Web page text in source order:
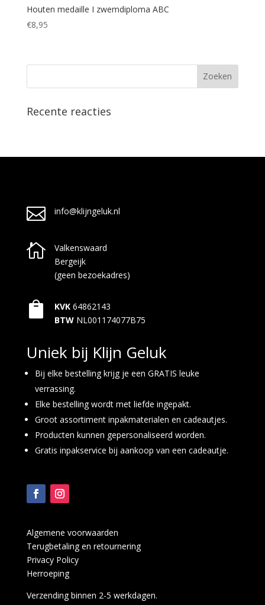
Houten medaille I zwemdiploma ABC
€8,95
Recente reacties
 info@klijngeluk.nl

Valkenswaard
Bergeijk
(geen bezoekadres)
 KVK 64862143
BTW NL001174077B75
Uniek bij Klijn Geluk
Bij elke bestelling krijg je een GRATIS leuke
verrassing.
Elke bestelling wordt met liefde ingepakt.
Groot assortiment inpakmaterialen en cadeautjes.
Producten kunnen gepersonaliseerd worden.
Gratis inpakservice bij aankoop van een cadeautje.
Algemene voorwaarden
Terugbetaling en retournering
Privacy Policy
Herroeping
Verzending binnen 2-5 werkdagen.